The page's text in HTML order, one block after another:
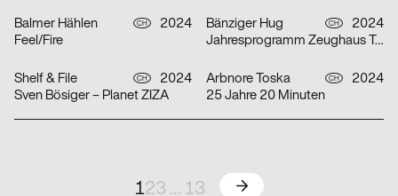
Balmer Hählen CH
2024
Feel/Fire
Bänziger Hug CH
2024
Jahresprogramm Zeughaus Teufen 2024
Shelf & File CH
2024
Sven Bösiger – Planet ZIZA
Arbnore Toska CH
2024
25 Jahre 20 Minuten
123 … 13